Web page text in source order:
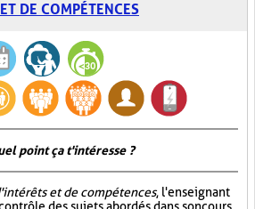
DE COMPÉTENCES
point ça t'intéresse ?
et de compétences, l'enseignant